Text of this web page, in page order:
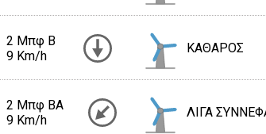
2 Μπφ B
9 Km/h
ΚΑΘΑΡΟΣ
2 Μπφ BA
9 Km/h
ΛΙΓΑ